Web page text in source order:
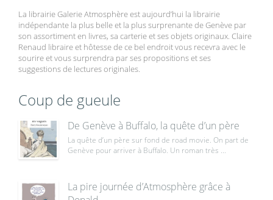
La librairie Galerie Atmosphère est aujourd’hui la librairie
indépendante la plus belle et la plus surprenante de Genève par
son assortiment en livres, sa carterie et ses objets originaux. Claire
Renaud libraire et hôtesse de ce bel endroit vous recevra avec le
sourire et vous surprendra par ses propositions et ses
suggestions de lectures originales.
Coup de gueule
De Genève à Buffalo, la quête d’un père
La quête d’un père sur fond de road movie. On part de
Genève pour arriver à Buffalo. Un roman très ...
La pire journée d’Atmosphère grâce à